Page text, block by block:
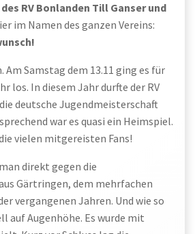
RV Bonlanden Till Ganser und
im Namen des ganzen Vereins:
Am Samstag dem 13.11 ging es für
los. In diesem Jahr durfte der RV
deutsche Jugendmeisterschaft
war es quasi ein Heimspiel.
vielen mitgereisten Fans!
direkt gegen die
Gärtringen, dem mehrfachen
vergangenen Jahren. Und wie so
auf Augenhöhe. Es wurde mit